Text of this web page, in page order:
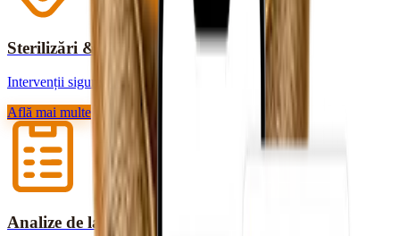
Sterilizări & chirurgie
Intervenții sigure, cu recuperare rapidă.
Află mai multe
Analize de laborator